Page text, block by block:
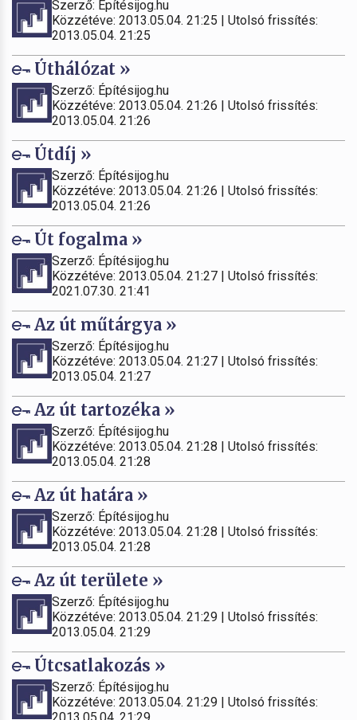
Szerző: Építésijog.hu
Közzétéve: 2013.05.04. 21:25 | Utolsó frissítés:
2013.05.04. 21:25
Úthálózat »
Szerző: Építésijog.hu
Közzétéve: 2013.05.04. 21:26 | Utolsó frissítés:
2013.05.04. 21:26
Útdíj »
Szerző: Építésijog.hu
Közzétéve: 2013.05.04. 21:26 | Utolsó frissítés:
2013.05.04. 21:26
Út fogalma »
Szerző: Építésijog.hu
Közzétéve: 2013.05.04. 21:27 | Utolsó frissítés:
2021.07.30. 21:41
Az út műtárgya »
Szerző: Építésijog.hu
Közzétéve: 2013.05.04. 21:27 | Utolsó frissítés:
2013.05.04. 21:27
Az út tartozéka »
Szerző: Építésijog.hu
Közzétéve: 2013.05.04. 21:28 | Utolsó frissítés:
2013.05.04. 21:28
Az út határa »
Szerző: Építésijog.hu
Közzétéve: 2013.05.04. 21:28 | Utolsó frissítés:
2013.05.04. 21:28
Az út területe »
Szerző: Építésijog.hu
Közzétéve: 2013.05.04. 21:29 | Utolsó frissítés:
2013.05.04. 21:29
Útcsatlakozás »
Szerző: Építésijog.hu
Közzétéve: 2013.05.04. 21:29 | Utolsó frissítés:
2013.05.04. 21:29